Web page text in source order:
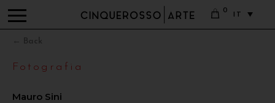
0
IT
Fotografia
Mauro Sini